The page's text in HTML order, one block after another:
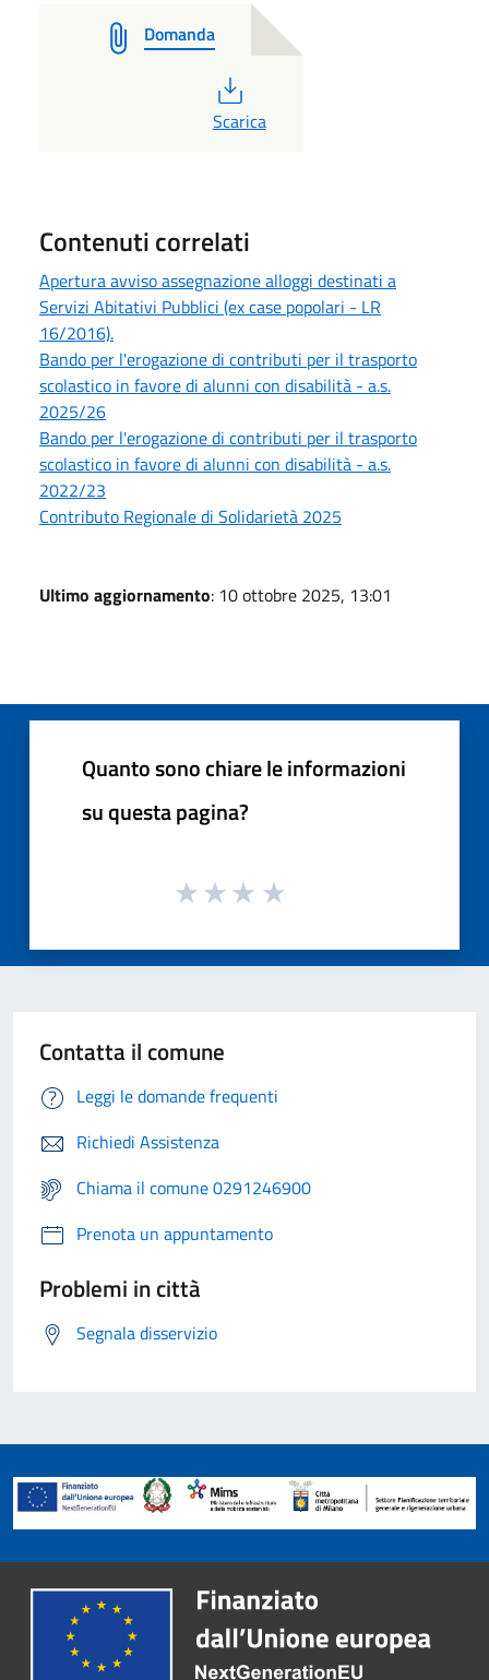
Domanda
PDF
Scarica
Contenuti correlati
Apertura avviso assegnazione alloggi destinati a
Servizi Abitativi Pubblici (ex case popolari - LR
16/2016).
Bando per l'erogazione di contributi per il trasporto
scolastico in favore di alunni con disabilità - a.s.
2025/26
Bando per l'erogazione di contributi per il trasporto
scolastico in favore di alunni con disabilità - a.s.
2022/23
Contributo Regionale di Solidarietà 2025
Ultimo aggiornamento: 10 ottobre 2025, 13:01
Quanto sono chiare le informazioni
su questa pagina?
Contatta il comune
Leggi le domande frequenti
Richiedi Assistenza
Chiama il comune 0291246900
Prenota un appuntamento
Problemi in città
Segnala disservizio